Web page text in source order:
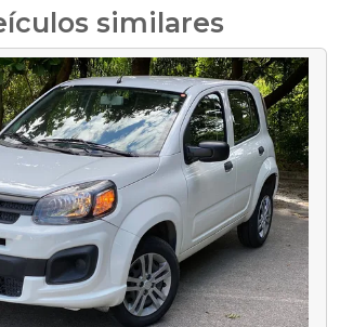
similares